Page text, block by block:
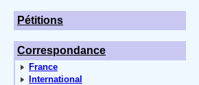
Pétitions
Correspondance
France
International